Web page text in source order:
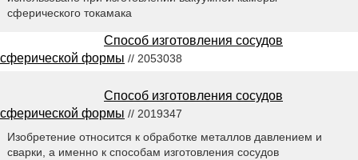
сферического токамака
Способ изготовления сосудов
сферической формы // 2053038
Способ изготовления сосудов
сферической формы // 2019347
Изобретение относится к обработке металлов давлением и
сварки, а именно к способам изготовления сосудов